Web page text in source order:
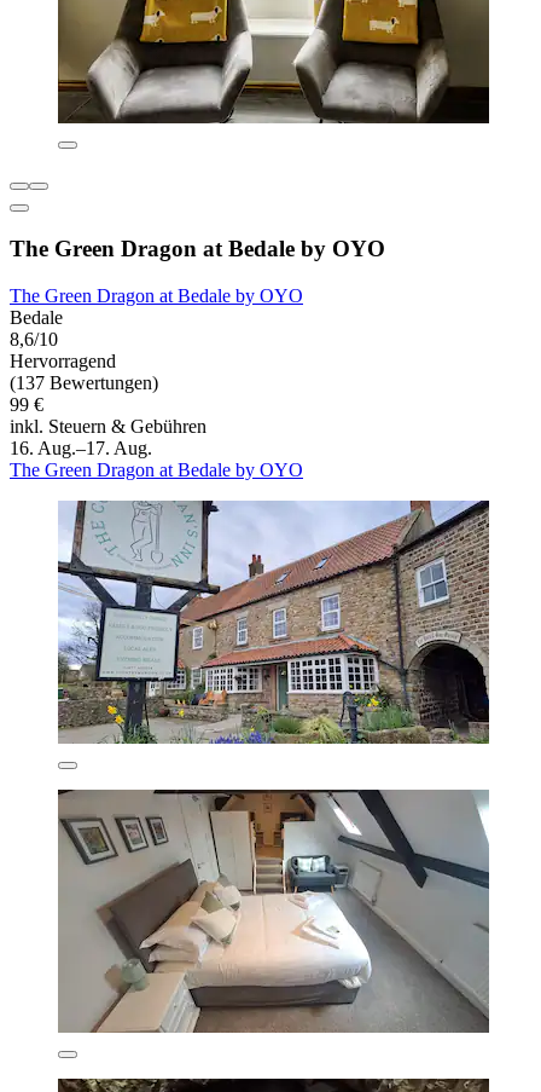
The Green Dragon at Bedale by OYO
The Green Dragon at Bedale by OYO
Bedale
8,6/10
Hervorragend
(137 Bewertungen)
99 €
inkl. Steuern & Gebühren
16. Aug.–17. Aug.
The Green Dragon at Bedale by OYO